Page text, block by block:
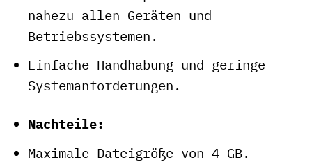
nahezu allen Geräten und
Betriebssystemen.
Einfache Handhabung und geringe
Systemanforderungen.
Nachteile:
Maximale Dateigröße von 4 GB.